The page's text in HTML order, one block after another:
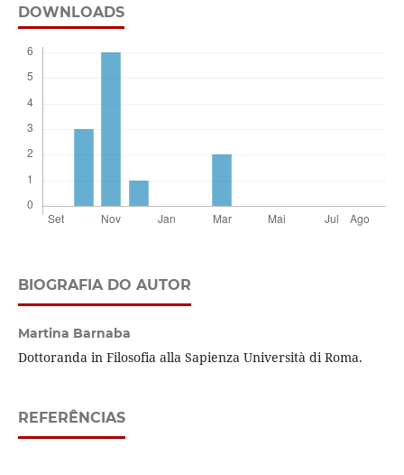
DOWNLOADS
BIOGRAFIA DO AUTOR
Martina Barnaba
Dottoranda in Filosofia alla Sapienza Università di Roma.
REFERÊNCIAS